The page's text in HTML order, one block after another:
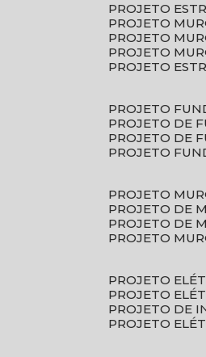
PROJETO
PROJETO
PROJETO
PROJETO
PROJETO
PROJETO
PROJETO DE
PROJETO DE
PROJETO
PROJETO
PROJETO DE
PROJETO DE
PROJETO
PROJETO
PROJETO
PROJETO DE
PROJETO